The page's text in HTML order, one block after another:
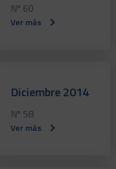
Nº 60
Ver más
Diciembre 2014
Nº 58
Ver más